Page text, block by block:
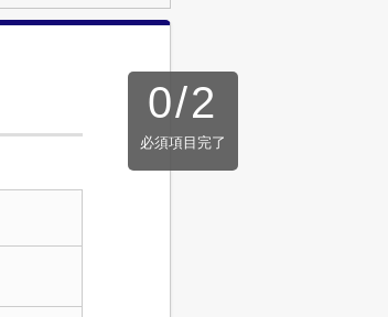
0/2
必須項目完了